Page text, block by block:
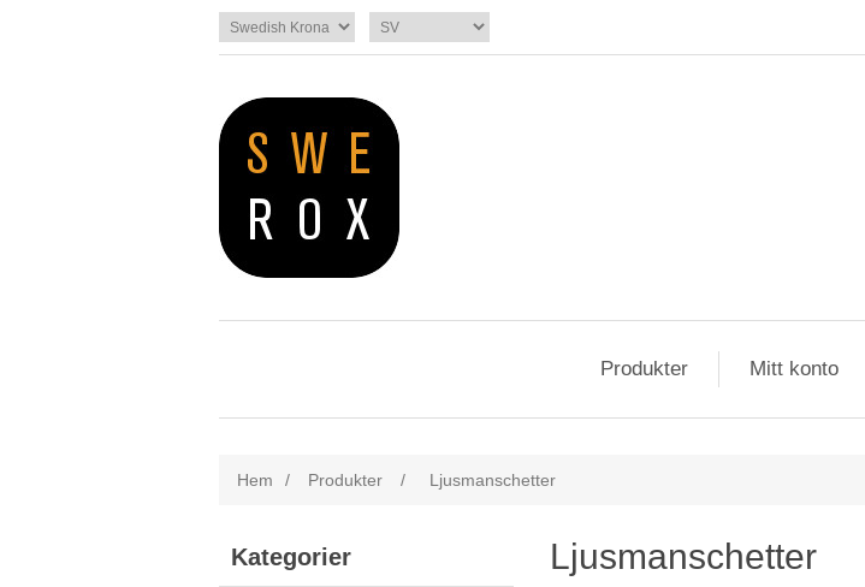
Produkter Mitt konto
Hem / Produkter / Ljusmanschetter
Kategorier Ljusmanschetter